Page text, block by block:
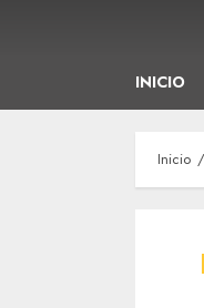
INICIO
Inicio